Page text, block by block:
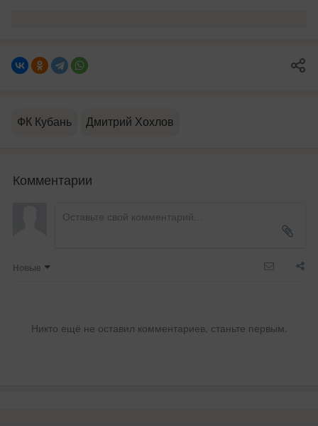
ФК Кубань Дмитрий Хохлов
Комментарии
Новые
Никто ещё не оставил комментариев, станьте первым.